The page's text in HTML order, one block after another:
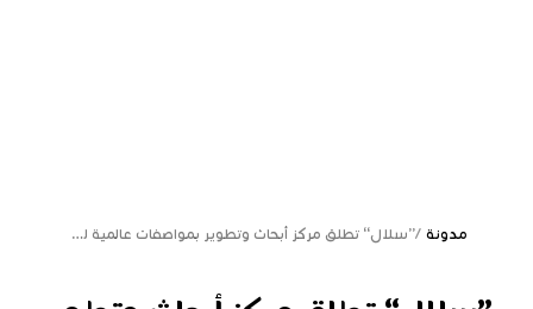
مدونة / ”سلال“ تطلق مركز أبحاث وتطوير بمواصفات عالمية لدعم ابتكارات قطاع الزراعة والغذاء